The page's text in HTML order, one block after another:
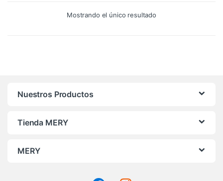
Mostrando el único resultado
Nuestros Productos
Tienda MERY
MERY